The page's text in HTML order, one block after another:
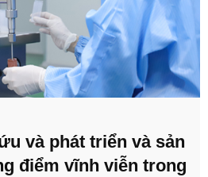
và phát triển và sản
điểm vĩnh viễn trong